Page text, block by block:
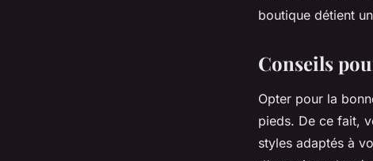
boutique détient
Conseils
Opter pour la
pieds. De ce fait,
styles adaptés à